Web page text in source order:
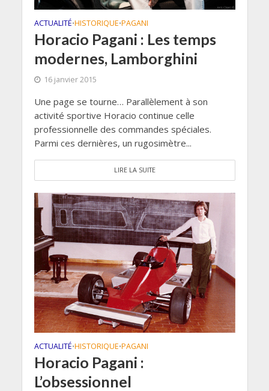
ACTUALITÉ•HISTORIQUE•PAGANI
Horacio Pagani : Les temps
modernes, Lamborghini
16 janvier 2015
Une page se tourne… Parallèlement à son
activité sportive Horacio continue celle
professionnelle des commandes spéciales.
Parmi ces dernières, un rugosimètre...
LIRE LA SUITE
ACTUALITÉ•HISTORIQUE•PAGANI
Horacio Pagani :
L’obsessionnel